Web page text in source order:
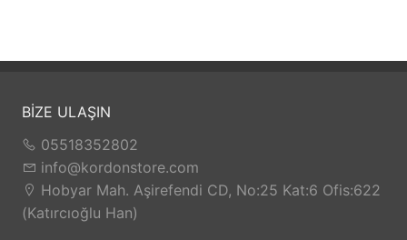
BİZE ULAŞIN
05518352802
info@kordonstore.com
Hobyar Mah. Aşirefendi CD, No:25 Kat:6 Ofis:622
(Katırcıoğlu Han)